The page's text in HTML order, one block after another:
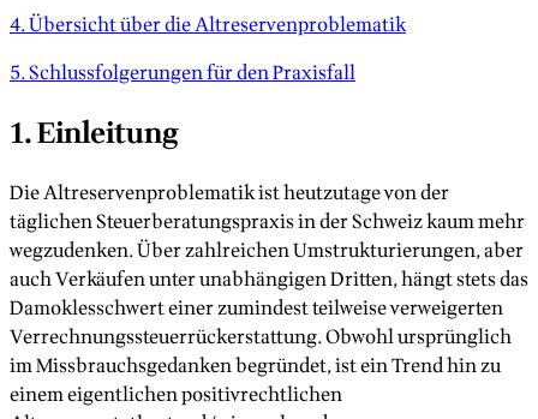
4. Übersicht über die Altreservenproblematik
5. Schlussfolgerungen für den Praxisfall
1. Einleitung
Die Altreservenproblematik ist heutzutage von der
täglichen Steuerberatungspraxis in der Schweiz kaum mehr
wegzudenken. Über zahlreichen Umstrukturierungen, aber
auch Verkäufen unter unabhängigen Dritten, hängt stets das
Damoklesschwert einer zumindest teilweise verweigerten
Verrechnungssteuerrückerstattung. Obwohl ursprünglich
im Missbrauchsgedanken begründet, ist ein Trend hin zu
einem eigentlichen positivrechtlichen